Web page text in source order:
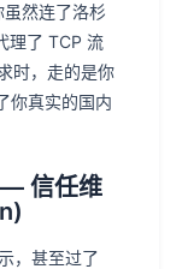
虽然连了洛杉
理了 TCP 流
时，走的是你
你真实的国内
信任维
，甚至过了